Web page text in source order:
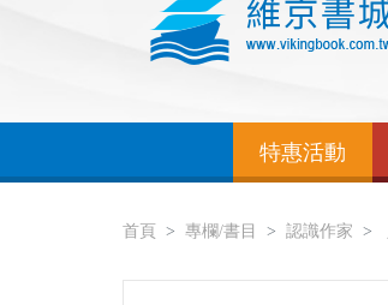
特惠活動
首頁 專欄/書目 認識作家